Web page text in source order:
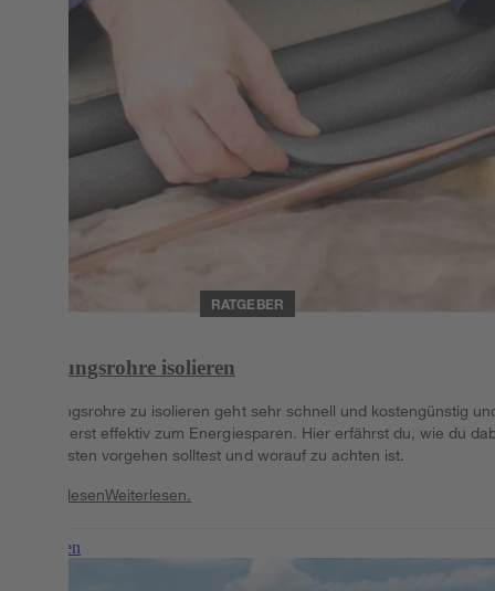
RATGEBER
Heizungsrohre isolieren
Heizungsrohre zu isolieren geht sehr schnell und kostengünstig
ist äußerst effektiv zum Energiesparen. Hier erfährst du, wie du
am besten vorgehen solltest und worauf zu achten ist.
WeiterlesenWeiterlesen.
Weiterlesen